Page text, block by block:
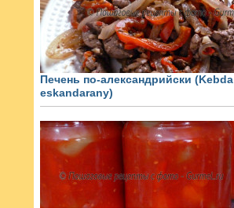
Печень по-александрийски (Kebda
eskandarany)